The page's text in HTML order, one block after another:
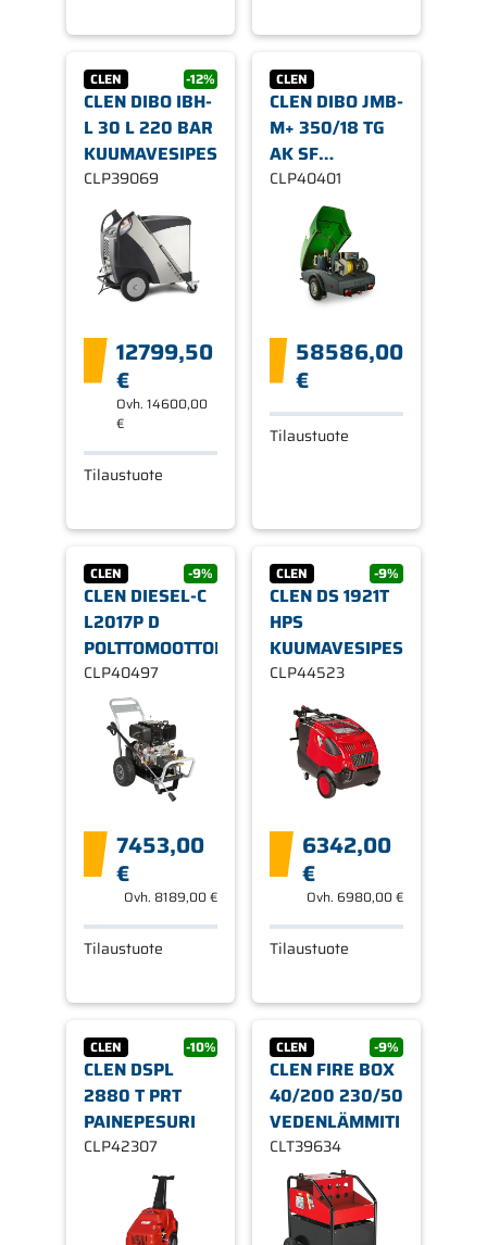
CLEN -12%
CLEN DIBO IBH-
L 30 L 220 BAR
KUUMAVESIPESURI
CLP39069
12799,50
€
Ovh. 14600,00
€
Tilaustuote
CLEN
CLEN DIBO JMB-
M+ 350/18 TG
AK SF
PESUTRAILERI
CLP40401
58586,00
€
Tilaustuote
CLEN -9%
CLEN DIESEL-C
L2017P D
POLTTOMOOTTORIPESURI
CLP40497
7453,00
€
Ovh. 8189,00 €
Tilaustuote
CLEN -9%
CLEN DS 1921T
HPS
KUUMAVESIPESURI
CLP44523
6342,00
€
Ovh. 6980,00 €
Tilaustuote
CLEN -10%
CLEN DSPL
2880 T PRT
PAINEPESURI
CLP42307
CLEN -9%
CLEN FIRE BOX
40/200 230/50
VEDENLÄMMITI
CLT39634